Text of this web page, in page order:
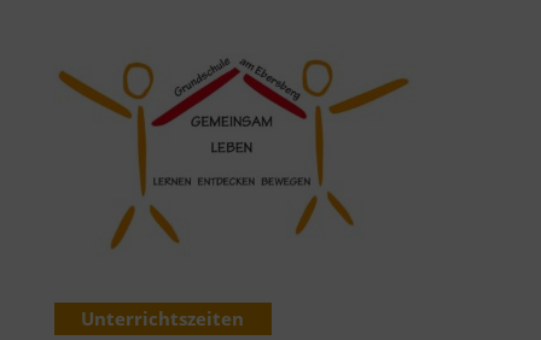
Unterrichtszeiten